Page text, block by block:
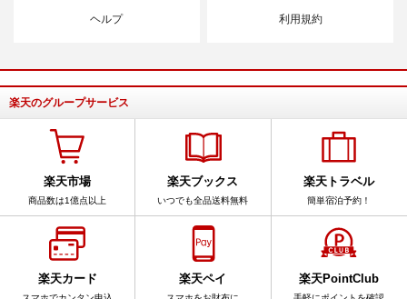
ヘルプ 利用規約
楽天のグループサービス
楽天市場
商品数は1億点以上
楽天ブックス
いつでも全品送料無料
楽天トラベル
簡単宿泊予約！
楽天カード 楽天ペイ 楽天PointClub